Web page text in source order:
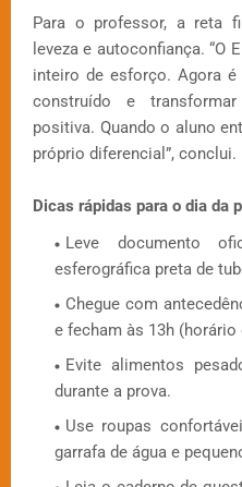
Para o professor, a reta
leveza e autoconfiança. “O
inteiro de esforço. Agora
construído e
positiva. Quando o aluno
próprio diferencial”, conclui.
Dicas rápidas para o dia da
Leve documento
esferográfica preta de
Chegue com
e fecham às 13h (horário
Evite alimentos
durante a prova.
Use roupas
garrafa de água e